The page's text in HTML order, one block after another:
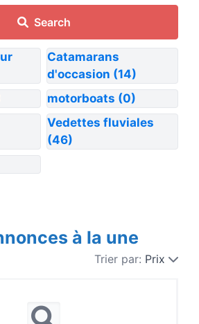
Search
Catamarans
d'occasion (14)
motorboats (0)
Vedettes fluviales
(46)
à la une
Trier par: Prix